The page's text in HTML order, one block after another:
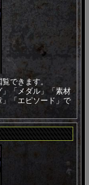
できます。
「メダル」「素材
「エピソード」で